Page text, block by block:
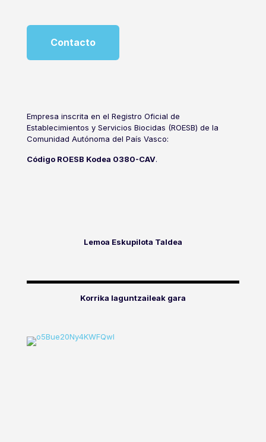
Contacto
Empresa inscrita en el Registro Oficial de
Establecimientos y Servicios Biocidas (ROESB) de la
Comunidad Autónoma del País Vasco:
Código ROESB Kodea 0380-CAV.
Lemoa Eskupilota Taldea
Korrika laguntzaileak gara